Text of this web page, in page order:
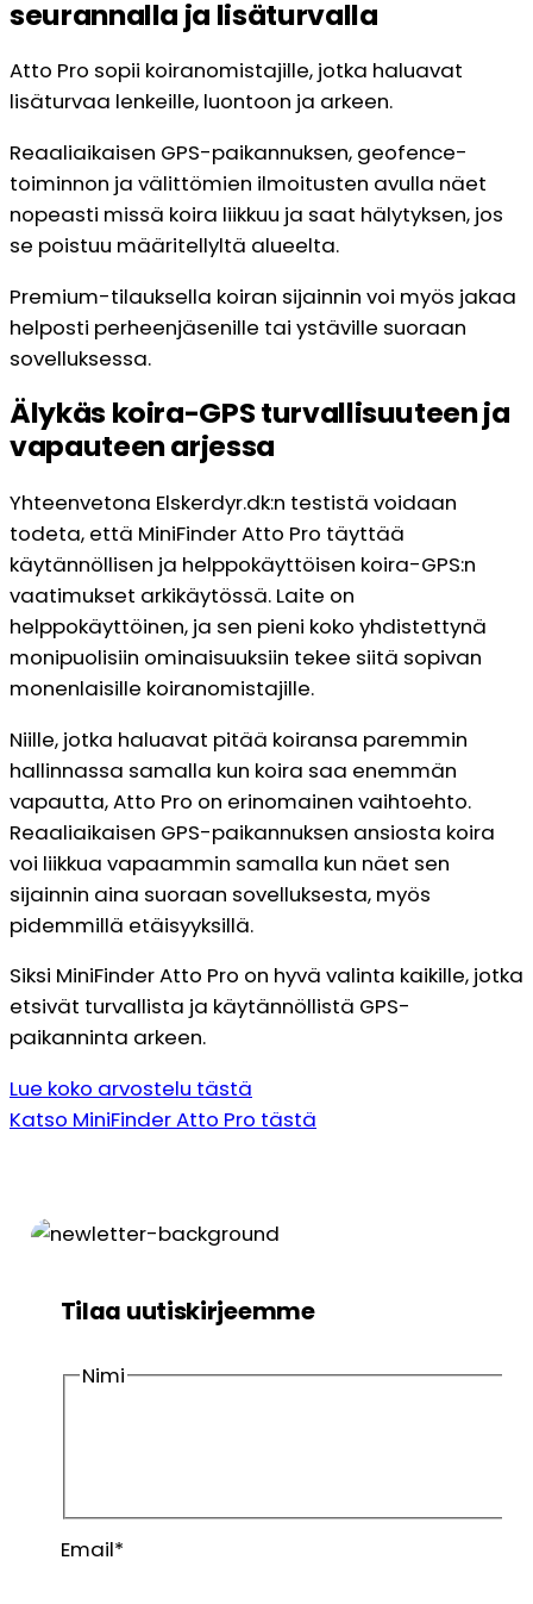
seurannalla ja lisäturvalla
Atto Pro sopii koiranomistajille, jotka haluavat
lisäturvaa lenkeille, luontoon ja arkeen.
Reaaliaikaisen GPS-paikannuksen, geofence-
toiminnon ja välittömien ilmoitusten avulla näet
nopeasti missä koira liikkuu ja saat hälytyksen, jos
se poistuu määritellyltä alueelta.
Premium-tilauksella koiran sijainnin voi myös jakaa
helposti perheenjäsenille tai ystäville suoraan
sovelluksessa.
Älykäs koira-GPS turvallisuuteen ja
vapauteen arjessa
Yhteenvetona Elskerdyr.dk:n testistä voidaan
todeta, että MiniFinder Atto Pro täyttää
käytännöllisen ja helppokäyttöisen koira-GPS:n
vaatimukset arkikäytössä. Laite on
helppokäyttöinen, ja sen pieni koko yhdistettynä
monipuolisiin ominaisuuksiin tekee siitä sopivan
monenlaisille koiranomistajille.
Niille, jotka haluavat pitää koiransa paremmin
hallinnassa samalla kun koira saa enemmän
vapautta, Atto Pro on erinomainen vaihtoehto.
Reaaliaikaisen GPS-paikannuksen ansiosta koira
voi liikkua vapaammin samalla kun näet sen
sijainnin aina suoraan sovelluksesta, myös
pidemmillä etäisyyksillä.
Siksi MiniFinder Atto Pro on hyvä valinta kaikille, jotka
etsivät turvallista ja käytännöllistä GPS-
paikanninta arkeen.
Lue koko arvostelu tästä
Katso MiniFinder Atto Pro tästä
Tilaa uutiskirjeemme
Nimi
Sukunimi
Email*